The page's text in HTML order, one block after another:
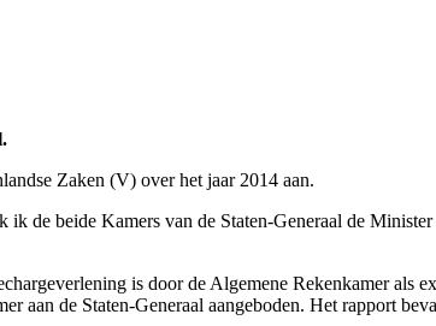
Zaken (V) over het jaar 2014 aan.
de beide Kamers van de Staten-Generaal de
is door de Algemene Rekenkamer
aan de Staten-Generaal aangeboden. Het rapport